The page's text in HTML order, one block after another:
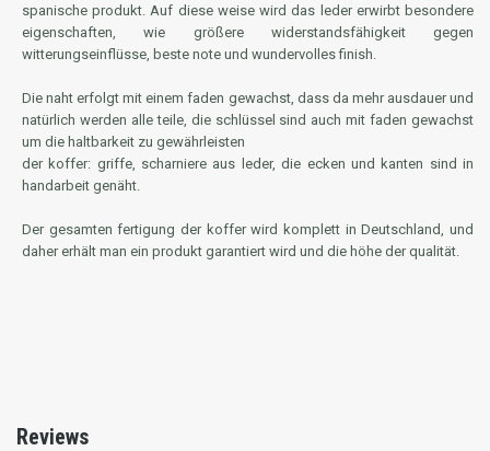
spanische produkt. Auf diese weise wird das leder erwirbt besondere
eigenschaften, wie größere widerstandsfähigkeit gegen
witterungseinflüsse, beste note und wundervolles finish.
Die naht erfolgt mit einem faden gewachst, dass da mehr ausdauer und
natürlich werden alle teile, die schlüssel sind auch mit faden gewachst
um die haltbarkeit zu gewährleisten
der koffer: griffe, scharniere aus leder, die ecken und kanten sind in
handarbeit genäht.
Der gesamten fertigung der koffer wird komplett in Deutschland, und
daher erhält man ein produkt garantiert wird und die höhe der qualität.
Reviews